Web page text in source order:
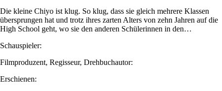
Die kleine Chiyo ist klug. So klug, dass sie gleich mehrere Klassen
übersprungen hat und trotz ihres zarten Alters von zehn Jahren auf die
High School geht, wo sie den anderen Schülerinnen in den…
Schauspieler:
Filmproduzent, Regisseur, Drehbuchautor:
Erschienen: